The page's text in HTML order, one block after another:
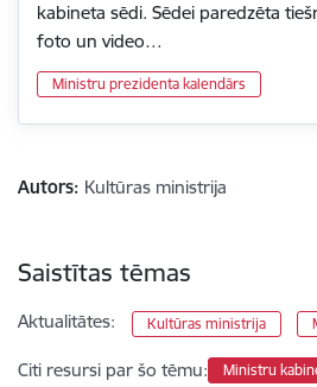
kabineta sēdi. Sēdei paredzēta
foto un video…
Ministru prezidenta kalendārs
Autors: Kultūras ministrija
Saistītas tēmas
Aktualitātes: Kultūras ministrija
Citi resursi par šo tēmu: Ministru